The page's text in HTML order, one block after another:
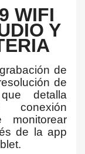
WIFI
Y
de
de
detalla
conexión
monitorear
de la app